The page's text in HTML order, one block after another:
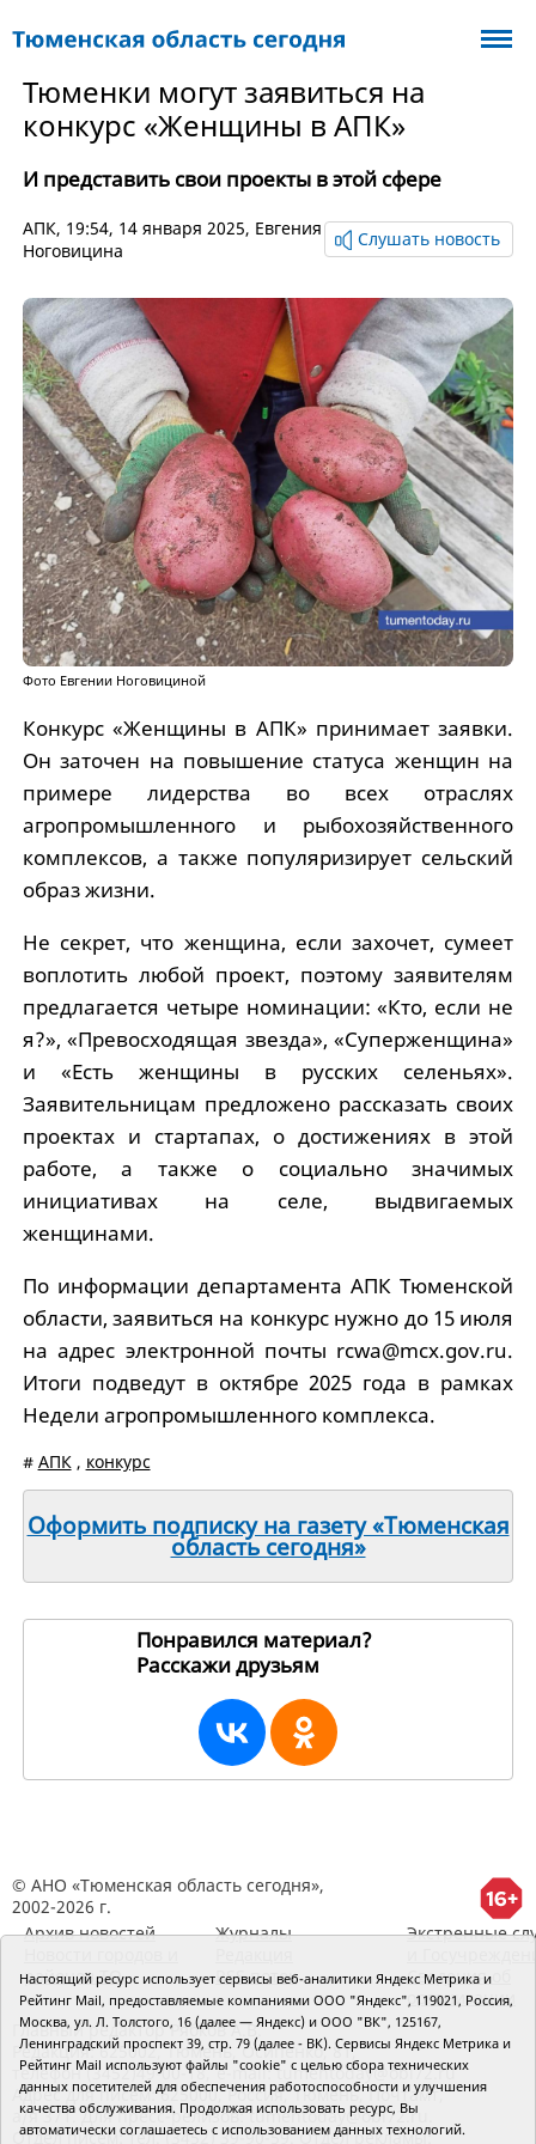
Тюменки могут заявиться на
конкурс «Женщины в АПК»
И представить свои проекты в этой сфере
АПК, 19:54, 14 января 2025, Евгения
Ноговицина
Слушать новость
Фото Евгении Ноговициной
Конкурс «Женщины в АПК» принимает заявки.
Он заточен на повышение статуса женщин на
примере лидерства во всех отраслях
агропромышленного и рыбохозяйственного
комплексов, а также популяризирует сельский
образ жизни.
Не секрет, что женщина, если захочет, сумеет
воплотить любой проект, поэтому заявителям
предлагается четыре номинации: «Кто, если не
я?», «Превосходящая звезда», «Суперженщина»
и «Есть женщины в русских селеньях».
Заявительницам предложено рассказать своих
проектах и стартапах, о достижениях в этой
работе, а также о социально значимых
инициативах на селе, выдвигаемых
женщинами.
По информации департамента АПК Тюменской
области, заявиться на конкурс нужно до 15 июля
на адрес электронной почты rcwa@mcx.gov.ru.
Итоги подведут в октябре 2025 года в рамках
Недели агропромышленного комплекса.
# АПК, конкурс
Оформить подписку на газету «Тюменская
область сегодня»
Понравился материал?
Расскажи друзьям
© АНО «Тюменская область сегодня»,
2002-2026 г.
Архив новостей
районов ТО
Журналы
RSS поток
Экстренные
Сведения об
организации
Главный редактор Рябков А.В.
Редакция: 625002, Тюмень, Осипенко, 81,
телефон (3452)49-00-18, e-mail: tumentoday@obl72.ru
Адрес для писем: 625000, Россия, Тюмень, Почтамт,
а/я 371. Для пресс-релизов: tumentoday@obl72.ru.
Отдел писем: тел. (3452) 39-90-59. Отдел рекламы:
Настоящий ресурс использует сервисы веб-аналитики Яндекс Метрика и
Рейтинг Mail, предоставляемые компаниями ООО "Яндекс", 119021, Россия,
Москва, ул. Л. Толстого, 16 (далее — Яндекс) и ООО "ВК", 125167,
Ленинградский проспект 39, стр. 79 (далее - ВК). Сервисы Яндекс Метрика и
Рейтинг Mail используют файлы "cookie" с целью сбора технических
данных посетителей для обеспечения работоспособности и улучшения
качества обслуживания. Продолжая использовать ресурс, Вы
автоматически соглашаетесь с использованием данных технологий.